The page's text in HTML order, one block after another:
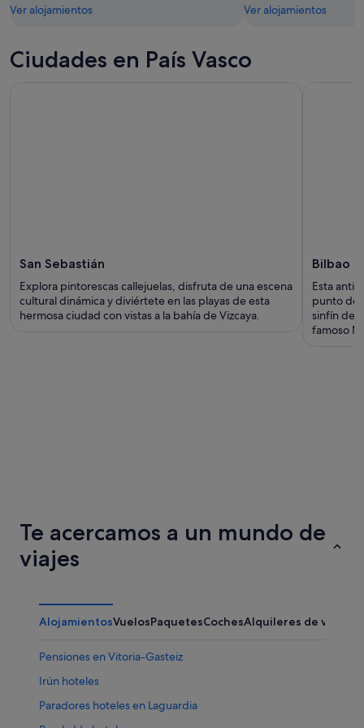
Ver alojamientos Ver alojamientos
Ciudades en País Vasco
San Sebastián
Explora pintorescas callejuelas, disfruta de una escena
cultural dinámica y diviértete en las playas de esta
hermosa ciudad con vistas a la bahía de Vizcaya.
Bilbao
Esta
punto de
sinfín de
famoso
Te acercamos a un mundo de
viajes
AlojamientosVuelosPaquetesCochesAlquileres de
Pensiones en Vitoria-Gasteiz
Irún hoteles
Paradores hoteles en Laguardia